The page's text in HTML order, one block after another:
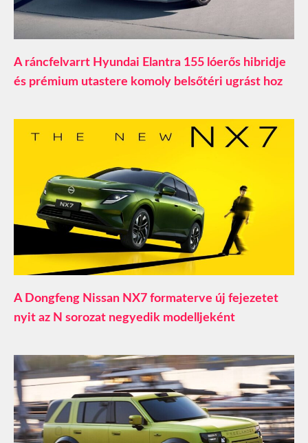
A ráncfelvarrt Hyundai Elantra 155 lóerős hibridje
és prémium utastere komoly belsőtéri ugrást hoz
A Dongfeng Nissan NX7 formaterve új fejezetet
nyit az N sorozat negyedik modelljeként